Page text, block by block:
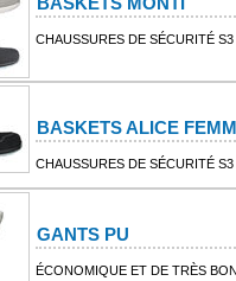
CHAUSSURES DE SÉCURITÉ
BASKETS ALICE
CHAUSSURES DE SÉCURITÉ
GANTS PU
ÉCONOMIQUE ET DE TRÈS